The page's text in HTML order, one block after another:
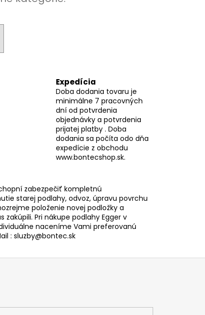
Expedícia
Doba dodania tovaru je
minimálne 7 pracovných
dní od potvrdenia
objednávky a potvrdenia
prijatej platby . Doba
dodania sa počíta odo dňa
expedície z obchodu
www.bontecshop.sk.
zabezpečiť kompletnú
starej podlahy, odvoz, úpravu povrchu
položenie novej podložky a
zakúpili. Pri nákupe podlahy Egger v
naceníme Vami preferovanú
: sluzby@bontec.sk